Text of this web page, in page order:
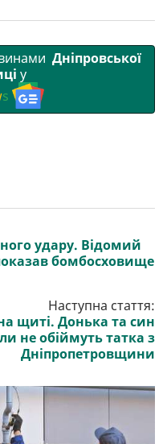
Дніпровської
у
s
удару. Відомий
бомбосховище
Наступна стаття:
щиті. Донька та син
не обіймуть татка з
Дніпропетровщини